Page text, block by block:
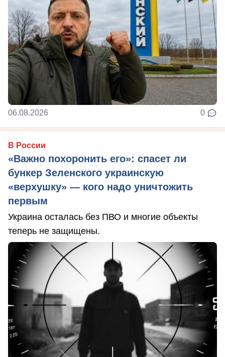
06.08.2026 0
В России
«Важно похоронить его»: спасет ли
бункер Зеленского украинскую
«верхушку» — кого надо уничтожить
первым
Украина осталась без ПВО и многие объекты
теперь не защищены.